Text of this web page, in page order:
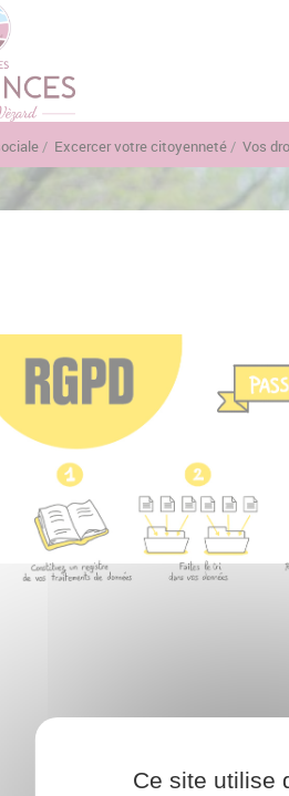
Excercer votre citoyenneté Vos
Ce site utilise